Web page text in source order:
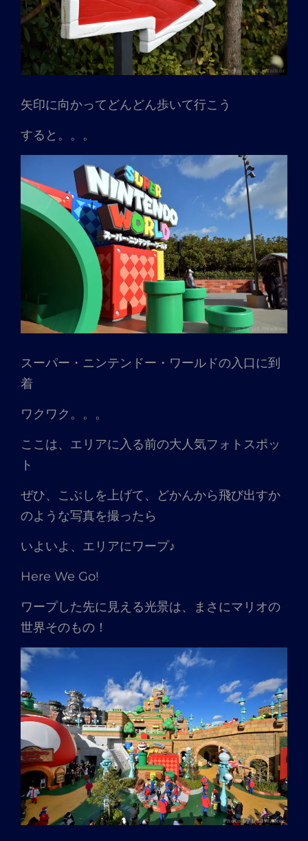
矢印に向かってどんどん歩いて行こう
すると。。。
スーパー・ニンテンドー・ワールドの入口に到
着
ワクワク。。。
ここは、エリアに入る前の大人気フォトスポッ
ト
ぜひ、こぶしを上げて、どかんから飛び出すか
のような写真を撮ったら
いよいよ、エリアにワープ♪
Here We Go!
ワープした先に見える光景は、まさにマリオの
世界そのもの！